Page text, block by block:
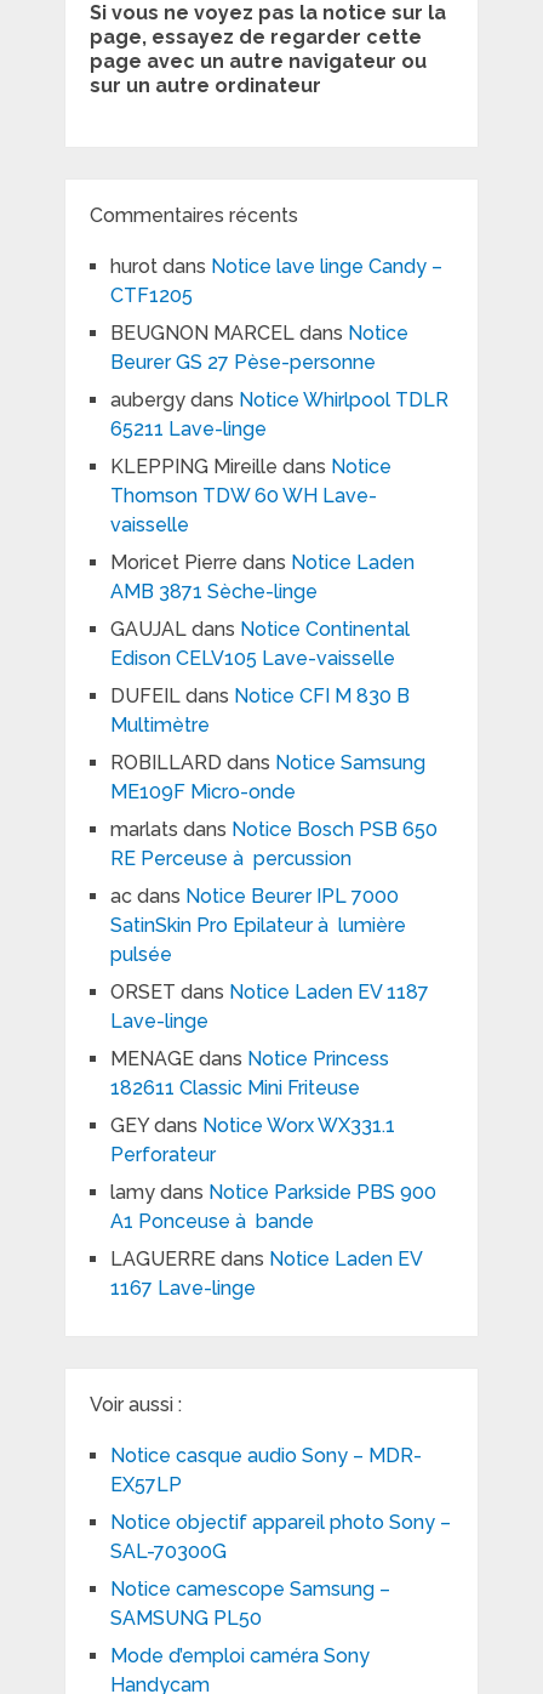
Si vous ne voyez pas la notice sur la
page, essayez de regarder cette
page avec un autre navigateur ou
sur un autre ordinateur
Commentaires récents
hurotdans Notice lave linge Candy –
CTF1205
BEUGNON MARCELdans Notice
Beurer GS 27 Pèse-personne
aubergydans Notice Whirlpool TDLR
65211 Lave-linge
KLEPPING Mireille dans Notice
Thomson TDW 60 WH Lave-
vaisselle
Moricet Pierre dans Notice Laden
AMB 3871 Sèche-linge
GAUJALdans Notice Continental
Edison CELV105 Lave-vaisselle
DUFEILdans Notice CFI M 830 B
Multimètre
ROBILLARD dans Notice Samsung
ME109F Micro-onde
marlats dans Notice Bosch PSB 650
RE Perceuse à percussion
acdans Notice Beurer IPL 7000
SatinSkin Pro Epilateur à lumière
pulsée
ORSET dans Notice Laden EV 1187
Lave-linge
MENAGEdans Notice Princess
182611 Classic Mini Friteuse
GEYdans Notice Worx WX331.1
Perforateur
lamydans Notice Parkside PBS 900
A1 Ponceuse à bande
LAGUERREdans Notice Laden EV
1167 Lave-linge
Voir aussi :
Notice casque audio Sony – MDR-
EX57LP
Notice objectif appareil photo Sony –
SAL-70300G
Notice camescope Samsung –
SAMSUNG PL50
Mode d’emploi caméra Sony
Handycam